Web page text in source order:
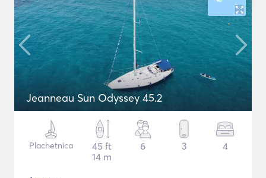
Jeanneau Sun Odyssey 45.2
Plachetnica
45 ft
14 m
6 3 4